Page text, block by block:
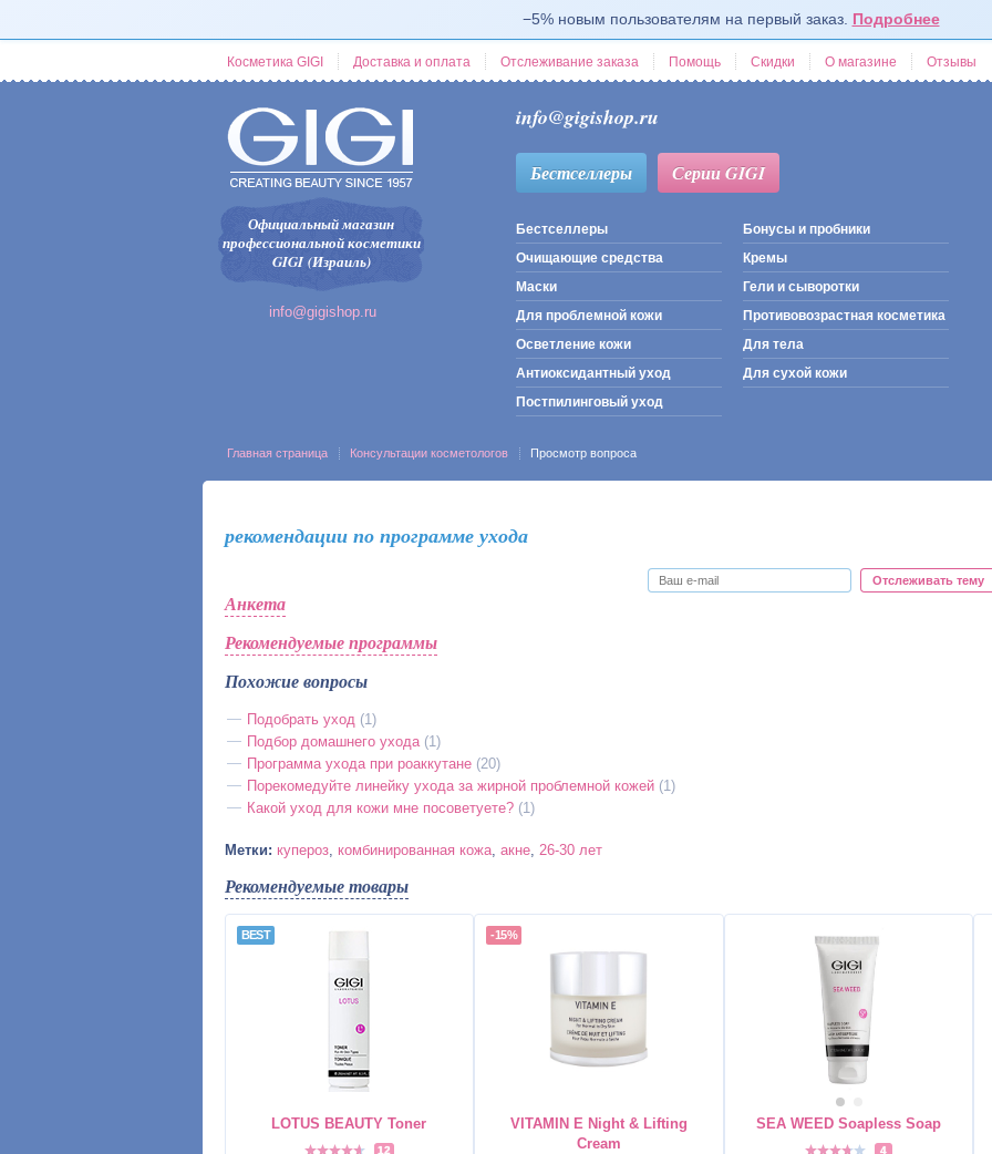
−5% новым пользователям на первый заказ. Подробнее
Косметика GIGI Доставка и оплата Отслеживание заказа Помощь Скидки О магазине Отзывы
Официальный магазин
профессиональной косметики
GIGI (Израиль)
info@gigishop.ru
info@gigishop.ru
Бестселлеры Серии GIGI
Бестселлеры
Бонусы и пробники
Очищающие средства
Кремы
Маски
Гели и сыворотки
Для проблемной кожи
Противовозрастная косметика
Осветление кожи
Для тела
Антиоксидантный уход
Для сухой кожи
Постпилинговый уход
Главная страница Консультации косметологов Просмотр вопроса
рекомендации по программе ухода
Отслеживать тему
Анкета
Рекомендуемые программы
Похожие вопросы
Подобрать уход (1)
Подбор домашнего ухода (1)
Программа ухода при роаккутане (20)
Порекомедуйте линейку ухода за жирной проблемной кожей (1)
Какой уход для кожи мне посоветуете? (1)
Метки: купероз, комбинированная кожа, акне, 26-30 лет
Рекомендуемые товары
LOTUS BEAUTY Toner
12
VITAMIN E Night & Lifting
Cream
-15%
SEA WEED Soapless Soap
4